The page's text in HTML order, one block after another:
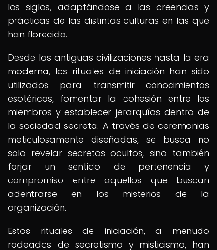
los siglos, adaptándose a las creencias y
prácticas de las distintas culturas en las que
han florecido.
Desde las antiguas civilizaciones hasta la era
moderna, los rituales de iniciación han sido
utilizados para transmitir conocimientos
esotéricos, fomentar la cohesión entre los
miembros y establecer jerarquías dentro de
la sociedad secreta. A través de ceremonias
meticulosamente diseñadas, se busca no
solo revelar secretos ocultos, sino también
forjar un sentido de pertenencia y
compromiso entre aquellos que buscan
adentrarse en los misterios de la
organización.
Estos rituales de iniciación, a menudo
rodeados de secretismo y misticismo, han